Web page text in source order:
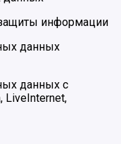
информации
данных
данных с
LiveInternet,